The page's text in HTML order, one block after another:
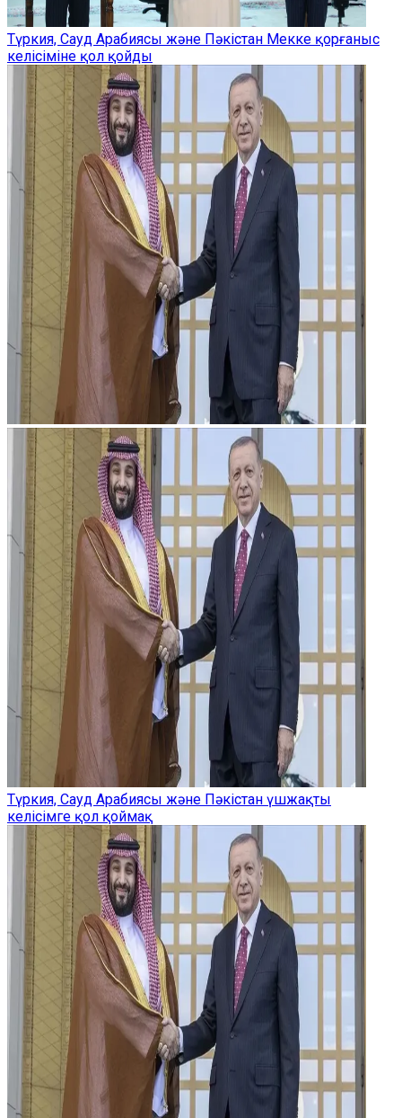
Түркия, Сауд Арабиясы және Пәкістан Мекке қорғаныс
келісіміне қол қойды
Түркия, Сауд Арабиясы және Пәкістан үшжақты
келісімге қол қоймақ